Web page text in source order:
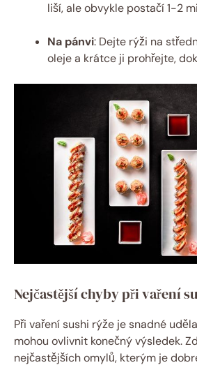
liší, ale obvykle postačí 1-2
Na pánvi: Dejte rýži na
oleje a krátce ji prohřejte,
Nejčastější chyby při vaření
Při vaření sushi rýže je snadné
mohou ovlivnit konečný výsledek.
nejčastějších omylů, kterým je